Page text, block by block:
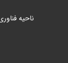
ناحیه